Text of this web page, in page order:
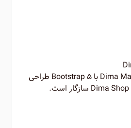
قالب اختصاصی Dima Market با Bootstrap 5 طراحی